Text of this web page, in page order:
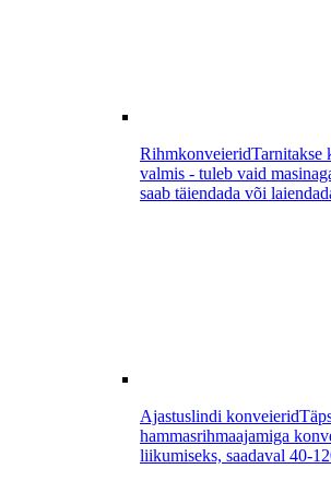
RihmkonveieridTarnitakse
valmis - tuleb vaid
saab täiendada või
Ajastuslindi konveierid
hammasrihmaajamiga
liikumiseks, saadaval 40-